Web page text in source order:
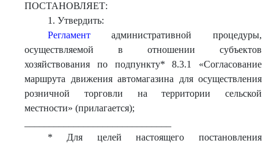
ПОСТАНОВЛЯЕТ:
1. Утвердить:
Регламентадминистративной процедуры,
осуществляемой в отношении субъектов
хозяйствования по подпункту* 8.3.1 «Согласование
маршрута движения автомагазина для осуществления
розничной торговли на территории сельской
местности» (прилагается);
* Для целей настоящего постановления